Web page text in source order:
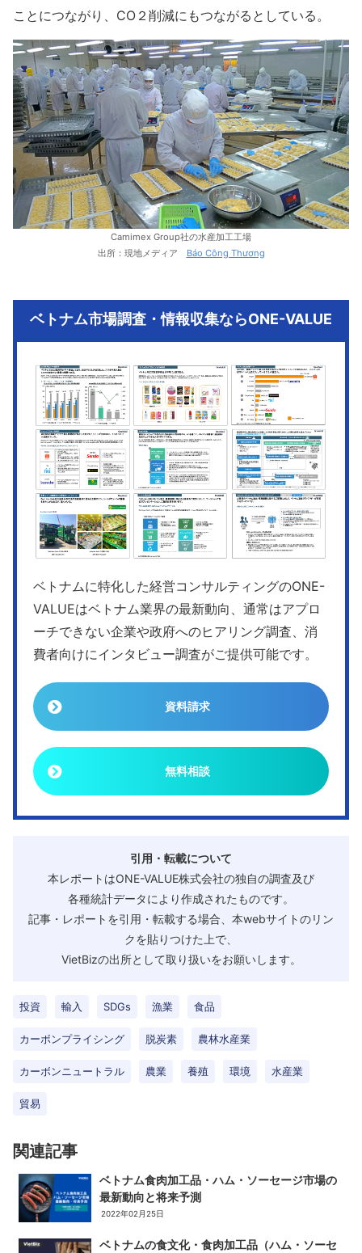
ことにつながり、CO２削減にもつながるとしている。
Camimex Group社の水産加工工場
出所：現地メディア
Báo Công Thương
ベトナム市場調査・情報収集ならONE-VALUE
ベトナムに特化した経営コンサルティングのONE-
VALUEはベトナム業界の最新動向、通常はアプロ
ーチできない企業や政府へのヒアリング調査、消
費者向けにインタビュー調査がご提供可能です。
資料請求
無料相談
引用・転載について
本レポートはONE-VALUE株式会社の独自の調査及び
各種統計データにより作成されたものです。
記事・レポートを引用・転載する場合、本webサイトのリン
クを貼りつけた上で、
VietBizの出所として取り扱いをお願いします。
投資 輸入 SDGs 漁業 食品
カーボンプライシング 脱炭素 農林水産業
カーボンニュートラル 農業 養殖 環境 水産業
貿易
関連記事
ベトナム食肉加工品・ハム・ソーセージ市場の
最新動向と将来予測
2022年02月25日
ベトナムの食文化・食肉加工品（ハム・ソーセ